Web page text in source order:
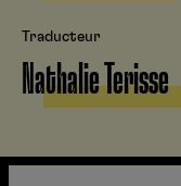
Traducteur
Nathalie Terisse